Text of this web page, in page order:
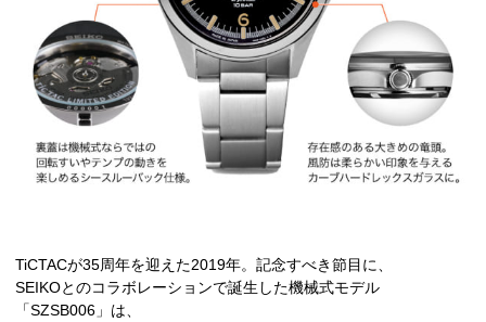
TiCTACが35周年を迎えた2019年。記念すべき節目に、
SEIKOとのコラボレーションで誕生した機械式モデル
「SZSB006」は、